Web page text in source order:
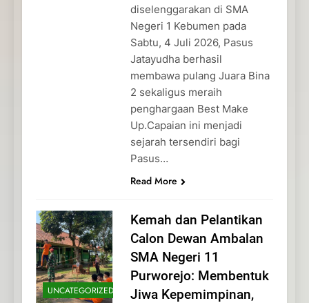
diselenggarakan di SMA
Negeri 1 Kebumen pada
Sabtu, 4 Juli 2026, Pasus
Jatayudha berhasil
membawa pulang Juara Bina
2 sekaligus meraih
penghargaan Best Make
Up.Capaian ini menjadi
sejarah tersendiri bagi
Pasus…
Read More
UNCATEGORIZED
Kemah dan Pelantikan
Calon Dewan Ambalan
SMA Negeri 11
Purworejo: Membentuk
Jiwa Kepemimpinan,